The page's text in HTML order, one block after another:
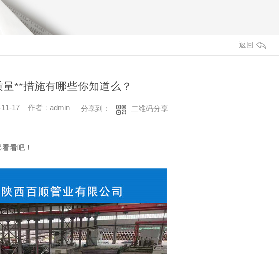
返回
**措施有哪些你知道么？
11-17 作者：admin 分享到： 二维码分享
看吧！